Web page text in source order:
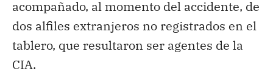
acompañado, al momento del accidente, de
dos alfiles extranjeros no registrados en el
tablero, que resultaron ser agentes de la
CIA.